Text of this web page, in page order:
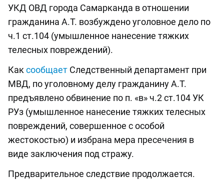
УКД ОВД города Самарканда в отношении
гражданина А.Т. возбуждено уголовное дело по
ч.1 ст.104 (умышленное нанесение тяжких
телесных повреждений).
Каксообщает Следственный департамент при
МВД, по уголовному делу гражданину А.Т.
предъявлено обвинение по п. «в» ч.2 ст.104 УК
РУз (умышленное нанесение тяжких телесных
повреждений, совершенное с особой
жестокостью) и избрана мера пресечения в
виде заключения под стражу.
Предварительное следствие продолжается.